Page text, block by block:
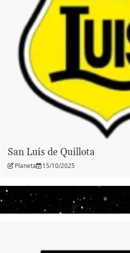
San Luis de Quillota
Planeta 15/10/2025